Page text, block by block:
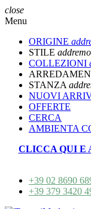
close
Menu
ORIGINE add
STILE add
COLLEZIONI
STANZA add
NUOVI
OFFERTE
CERCA
AMBIENTA
CLICCA QUI E
+39 02 8690
+39 379 3420